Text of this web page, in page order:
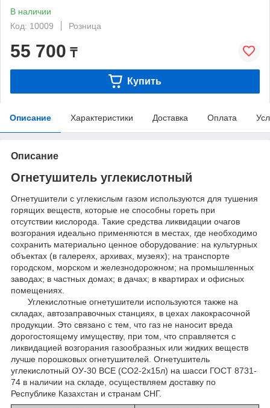
В наличии
Код: 10009
Розница
55 700 ₸
Купить
Описание Характеристики Доставка Оплата
Описание
Огнетушитель углекислотный
Огнетушители с углекислым газом используются для тушения
горящих веществ, которые не способны гореть при
отсутствии кислорода. Такие средства ликвидации очагов
возгорания идеально применяются в местах, где необходимо
сохранить материально ценное оборудование: на культурных
объектах (в галереях, архивах, музеях); на транспорте
городском, морском и железнодорожном; на промышленных
заводах; в частных домах; в дачах; в квартирах и офисных
помещениях.
Углекислотные огнетушители используются также на
складах, автозаправочных станциях, в цехах лакокрасочной
продукции. Это связано с тем, что газ не наносит вреда
дорогостоящему имуществу, при том, что справляется с
ликвидацией возгорания газообразных или жидких веществ
лучше порошковых огнетушителей. Огнетушитель
углекислотный ОУ-30 ВСЕ (СО2-2х15л) на шасси ГОСТ 8731-
74 в наличии на складе, осуществляем доставку по
Республике Казахстан и странам СНГ.